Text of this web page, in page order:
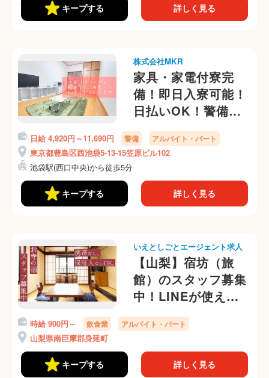
キープする 詳しく見る
株式会社MKR
家具・家電付寮完
備！即日入寮可能！
日払いOK！警備員
さん募集中☆
日給 4,920円～11,690円 警備 アルバイト・パート
東京都豊島区西池袋5-13-15笠原ビル102
池袋駅(西口中央)から徒歩5分
キープする 詳しく見る
いえとしごとエージェント求人
【山梨】宿坊（旅
館）のスタッフ募集
中！LINEが使えれ
ば携帯番号なしOK
です
時給 900円～ 飲食業 アルバイト・パート
山梨県南巨摩郡身延町
キープする 詳しく見る